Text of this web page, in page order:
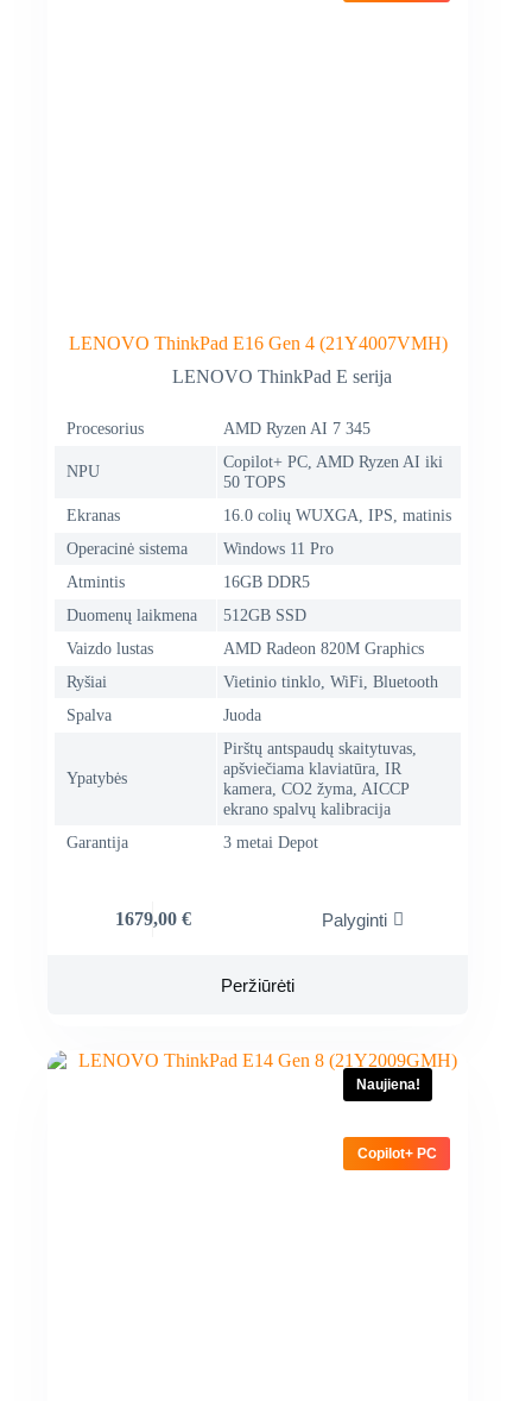
LENOVO ThinkPad E16 Gen 4 (21Y4007VMH)
LENOVO ThinkPad E serija
Procesorius AMD Ryzen AI 7 345
NPU
Copilot+ PC, AMD Ryzen AI iki
50 TOPS
Ekranas
16.0 colių WUXGA, IPS, matinis
Operacinė sistema
Windows 11 Pro
Atmintis
16GB DDR5
Duomenų laikmena
512GB SSD
Vaizdo lustas
AMD Radeon 820M Graphics
Ryšiai
Vietinio tinklo, WiFi, Bluetooth
Spalva
Juoda
Ypatybės
Pirštų antspaudų skaitytuvas,
apšviečiama klaviatūra, IR
kamera, CO2 žyma, AICCP
ekrano spalvų kalibracija
Garantija
3 metai Depot
1679,00 € Palyginti
Peržiūrėti
Naujiena!
Copilot+ PC